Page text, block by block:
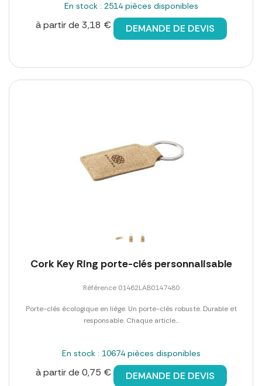
En stock : 2514 pièces disponibles
à partir de 3,18 € DEMANDE DE DEVIS
Cork Key Ring porte-clés personnalisable
Référence 01462LAB0147480
Porte-clés écologique en liège. Un porte-clés robuste. Durable et
responsable. Chaque article...
En stock : 10674 pièces disponibles
à partir de 0,75 € DEMANDE DE DEVIS